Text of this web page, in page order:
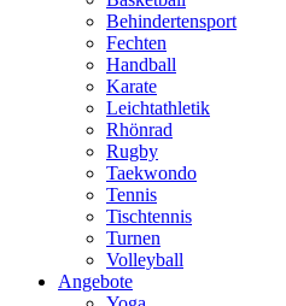
Behindertensport
Fechten
Handball
Karate
Leichtathletik
Rhönrad
Rugby
Taekwondo
Tennis
Tischtennis
Turnen
Volleyball
Angebote